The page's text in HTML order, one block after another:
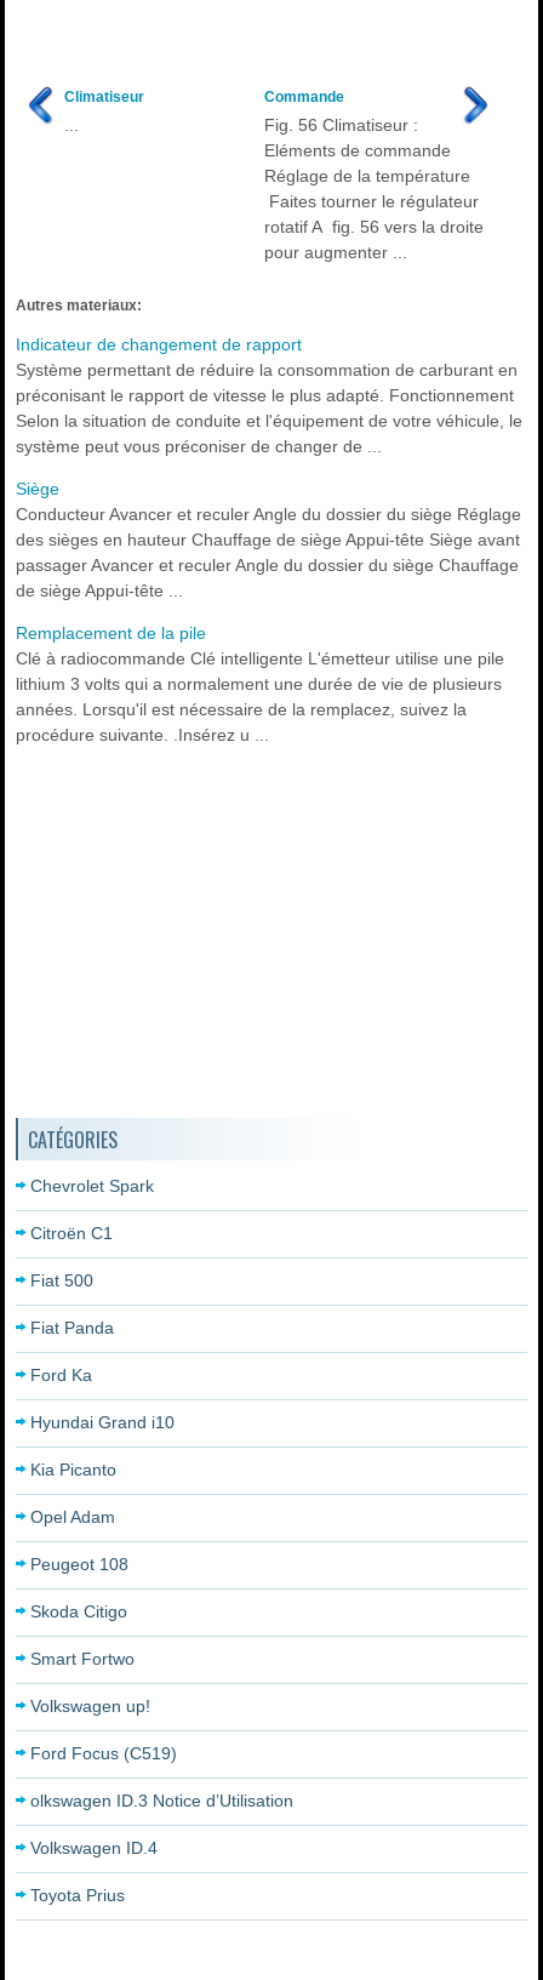
Climatiseur Commande
Fig. 56 Climatiseur :
Eléments de commande
Réglage de la température
Faites tourner le régulateur
rotatif A fig. 56 vers la droite
pour augmenter ...
Autres materiaux:
Indicateur de changement de rapport
Système permettant de réduire la consommation de carburant en
préconisant le rapport de vitesse le plus adapté. Fonctionnement
Selon la situation de conduite et l'équipement de votre véhicule, le
système peut vous préconiser de changer de ...
Siège
Conducteur Avancer et reculer Angle du dossier du siège Réglage
des sièges en hauteur Chauffage de siège Appui-tête Siège avant
passager Avancer et reculer Angle du dossier du siège Chauffage
de siège Appui-tête ...
Remplacement de la pile
Clé à radiocommande Clé intelligente L'émetteur utilise une pile
lithium 3 volts qui a normalement une durée de vie de plusieurs
années. Lorsqu'il est nécessaire de la remplacez, suivez la
procédure suivante. .Insérez u ...
CATÉGORIES
Chevrolet Spark
Citroën C1
Fiat 500
Fiat Panda
Ford Ka
Hyundai Grand i10
Kia Picanto
Opel Adam
Peugeot 108
Skoda Citigo
Smart Fortwo
Volkswagen up!
Ford Focus (C519)
olkswagen ID.3 Notice d’Utilisation
Volkswagen ID.4
Toyota Prius